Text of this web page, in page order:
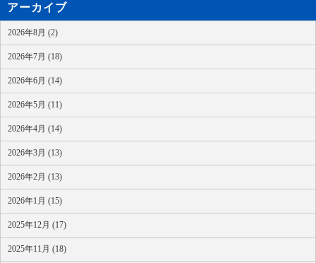
アーカイブ
2026年8月 (2)
2026年7月 (18)
2026年6月 (14)
2026年5月 (11)
2026年4月 (14)
2026年3月 (13)
2026年2月 (13)
2026年1月 (15)
2025年12月 (17)
2025年11月 (18)